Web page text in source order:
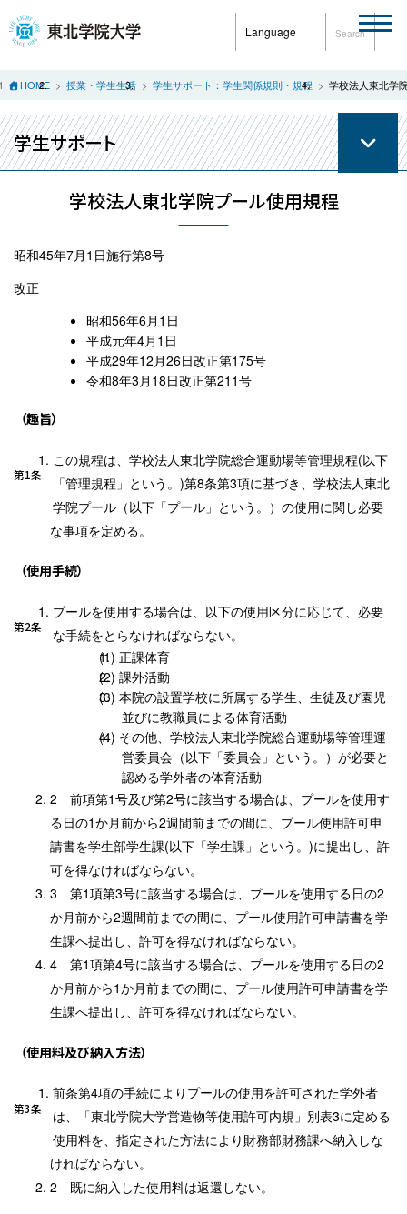
Language Search
HOME 授業・学生生活 学生サポート：学生関係規則・規程 学校法人東北学
学生サポート
学校法人東北学院プール使用規程
昭和45年7月1日施行第8号
改正
昭和56年6月1日
平成元年4月1日
平成29年12月26日改正第175号
令和8年3月18日改正第211号
（趣旨）
第1条
この規程は、学校法人東北学院総合運動場等管理規程(以下
「管理規程」という。)第8条第3項に基づき、学校法人東北
学院プール（以下「プール」という。）の使用に関し必要
な事項を定める。
（使用手続）
第2条
プールを使用する場合は、以下の使用区分に応じて、必要
な手続をとらなければならない。
正課体育
課外活動
本院の設置学校に所属する学生、生徒及び園児
並びに教職員による体育活動
その他、学校法人東北学院総合運動場等管理運
営委員会（以下「委員会」という。）が必要と
認める学外者の体育活動
前項第1号及び第2号に該当する場合は、プールを使用す
る日の1か月前から2週間前までの間に、プール使用許可申
請書を学生部学生課(以下「学生課」という。)に提出し、許
可を得なければならない。
第1項第3号に該当する場合は、プールを使用する日の2
か月前から2週間前までの間に、プール使用許可申請書を学
生課へ提出し、許可を得なければならない。
第1項第4号に該当する場合は、プールを使用する日の2
か月前から1か月前までの間に、プール使用許可申請書を学
生課へ提出し、許可を得なければならない。
（使用料及び納入方法）
第3条
前条第4項の手続によりプールの使用を許可された学外者
は、「東北学院大学営造物等使用許可内規」別表3に定める
使用料を、指定された方法により財務部財務課へ納入しな
ければならない。
既に納入した使用料は返還しない。